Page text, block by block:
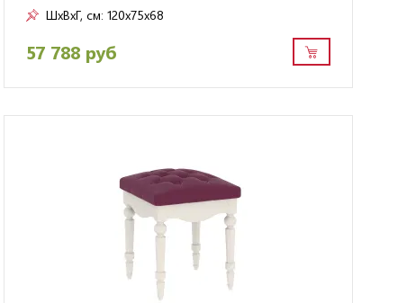
ШxВxГ, см: 120x75x68
57 788 руб